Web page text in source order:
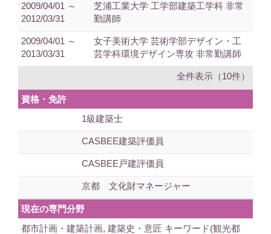
2009/04/01 ～
2012/03/31
芝浦工業大学 工学部建築工学科 非常
勤講師
2009/04/01 ～
2013/03/31
女子美術大学 芸術学部デザイン・工
芸学科環境デザイン専攻 非常勤講師
全件表示（10件）
資格・免許
1級建築士
CASBEE建築評価員
CASBEE戸建評価員
京都 文化財マネージャー
現在の専門分野
都市計画・建築計画, 建築史・意匠 キーワード(観光都